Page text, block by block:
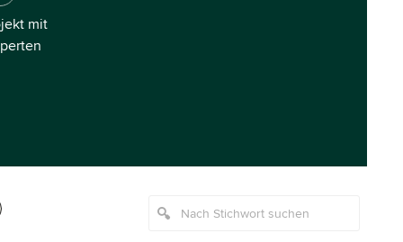
mit